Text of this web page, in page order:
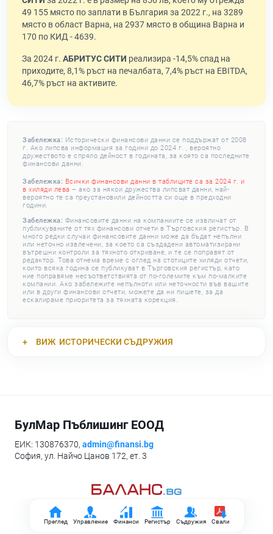
Преглед Управление Финанси Регистър Съдружия Свали
49 155 място по заплати в България за 2022 г., на 3289
място в област Варна, на 2937 място в община Варна и
170 по КИД - 4639.
За 2024 г. АБРИТУС СИТИ реализира -14,5% спад на
приходите, 8,1% ръст на печалбата, 7,4% ръст на EBITDA,
46,7% ръст на активите.
Забележка: Исторически финансови данни се поддържат от 2008
г. Ако липсва информация за години до 2024 г. , вероятно
дружеството е спряло дейност в годината, за която са последните
финансови данни.
Забележка: Всички финансови данни в таблиците са за 2024 г. и
в хиляди лева – ако за някои дружества липсват данни, най-
вероятно те са преустановили дейността си още в предходни
години.
Забележка: Финансовите данни на компаниите се извличат от
публикуваните от тях финансови отчети в Търговския регистър. В
много редки случаи финансовите данни може да бъдат непълни
или неточно извлечени, за което са създадени автоматизирани
вътрешни контроли за тяхното откриване, и те се поправят от
редактор. Това отнема време с оглед на стотиците хиляди отчети,
които всяка година се публикуват в Търговския регистър, като
ние поправяме несъответствията от по-големите към по-малките
компании. Ако забележите непълноти или неточности във вашите
или в други финансови отчети, можете да ни пишете, за да
ескалираме приоритета за тяхната корекция.
ВИЖ ИСТОРИЧЕСКИ СЪДРУЖИЯ
БулМар Пъблишинг ЕООД
ЕИК: 130876370, admin@finansi.bg
София, ул. Найчо Цанов 172, ет. 3